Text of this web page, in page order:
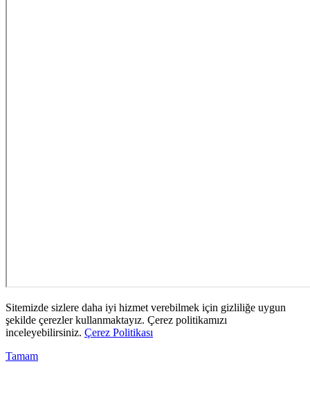
Sitemizde sizlere daha iyi hizmet verebilmek için gizliliğe uygun
şekilde çerezler kullanmaktayız. Çerez politikamızı
inceleyebilirsiniz. Çerez Politikası
Tamam